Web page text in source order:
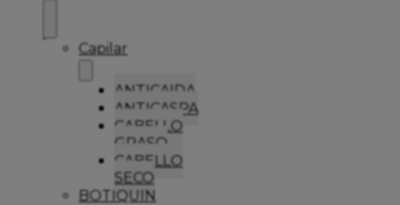
Capilar
ANTICAIDA
ANTICASPA
CABELLO
GRASO
CABELLO
SECO
BOTIQUIN